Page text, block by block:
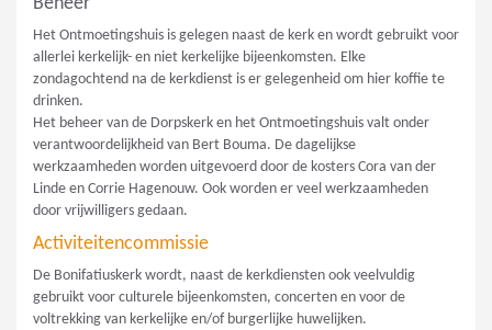
Het Ontmoetingshuis is gelegen naast de kerk en wordt gebruikt voor
allerlei kerkelijk- en niet kerkelijke bijeenkomsten. Elke
zondagochtend na de kerkdienst is er gelegenheid om hier koffie te
drinken.
Het beheer van de Dorpskerk en het Ontmoetingshuis valt onder
verantwoordelijkheid van Bert Bouma. De dagelijkse
werkzaamheden worden uitgevoerd door de kosters Cora van der
Linde en Corrie Hagenouw. Ook worden er veel werkzaamheden
door vrijwilligers gedaan.
Activiteitencommissie
De Bonifatiuskerk wordt, naast de kerkdiensten ook veelvuldig
gebruikt voor culturele bijeenkomsten, concerten en voor de
voltrekking van kerkelijke en/of burgerlijke huwelijken.